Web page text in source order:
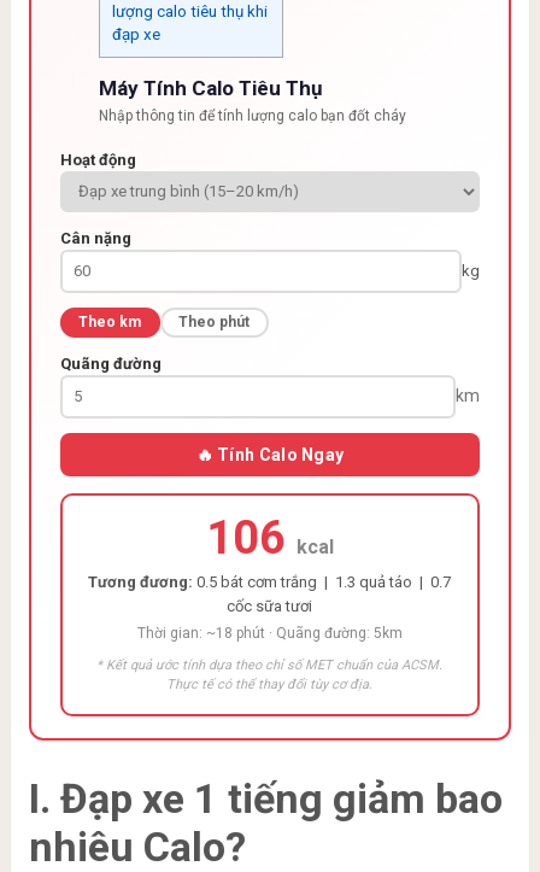
lượng calo tiêu thụ khi
đạp xe
Máy Tính Calo Tiêu Thụ
Nhập thông tin để tính lượng calo bạn đốt cháy
Hoạt động
Cân nặng
kg
Theo km Theo phút
Quãng đường
km
🔥 Tính Calo Ngay
106 kcal
Tương đương: 0.5 bát cơm trắng | 1.3 quả táo | 0.7
cốc sữa tươi
Thời gian: ~18 phút · Quãng đường: 5km
* Kết quả ước tính dựa theo chỉ số MET chuẩn của ACSM.
Thực tế có thể thay đổi tùy cơ địa.
I. Đạp xe 1 tiếng giảm bao
nhiêu Calo?